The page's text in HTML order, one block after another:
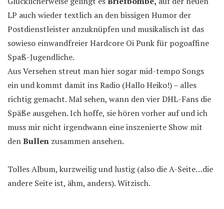
LP auch wieder textlich an den bissigen Humor der
Postdienstleister anzuknüpfen und musikalisch ist das
sowieso einwandfreier Hardcore Oi Punk für pogoaffine
Spaß-Jugendliche.
Aus Versehen streut man hier sogar mid-tempo Songs
ein und kommt damit ins Radio (Hallo Heiko!) – alles
richtig gemacht. Mal sehen, wann den vier DHL-Fans die
Späße ausgehen. Ich hoffe, sie hören vorher auf und ich
muss mir nicht irgendwann eine inszenierte Show mit
denBullen zusammen ansehen.
Tolles Album, kurzweilig und lustig (also die A-Seite…die
andere Seite ist, ähm, anders). Witzisch.